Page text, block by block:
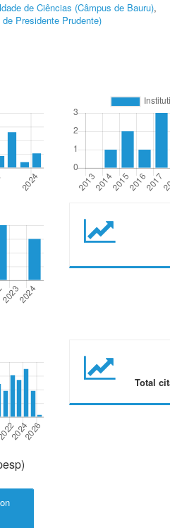
de Ciências (Câmpus de Bauru),
Presidente Prudente)
Total